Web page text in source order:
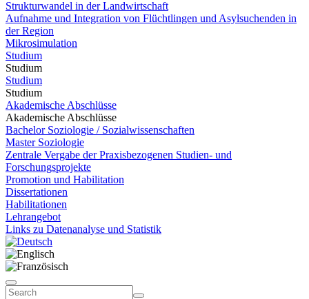
Strukturwandel in der Landwirtschaft
Aufnahme und Integration von Flüchtlingen und Asylsuchenden in
der Region
Mikrosimulation
Studium
Studium
Studium
Studium
Akademische Abschlüsse
Akademische Abschlüsse
Bachelor Soziologie / Sozialwissenschaften
Master Soziologie
Zentrale Vergabe der Praxisbezogenen Studien- und
Forschungsprojekte
Promotion und Habilitation
Dissertationen
Habilitationen
Lehrangebot
Links zu Datenanalyse und Statistik